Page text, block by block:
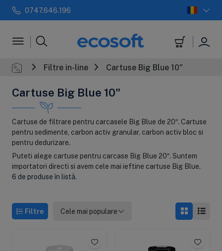
0747.646.196
Filtre in-line
Cartuse Big Blue 10"
Cartuse Big Blue 10"
Cartuse de filtrare pentru carcasele Big Blue de 20″. Cartuse
pentru sedimente, carbon activ granular, carbon activ bloc si
pentru dedurizare.
Puteti alege cartuse pentru carcase Big Blue 20″. Suntem
importatori directi si avem cele mai ieftine cartuse Big Blue.
6 de produse în listă.
Filtre Cele mai populare